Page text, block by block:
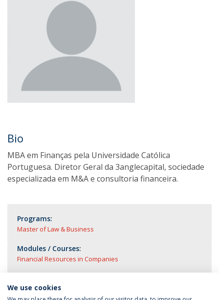
Bio
MBA em Finanças pela Universidade Católica
Portuguesa. Diretor Geral da 3anglecapital, sociedade
especializada em M&A e consultoria financeira.
Programs:
Master of Law & Business
Modules / Courses:
Financial Resources in Companies
We use cookies